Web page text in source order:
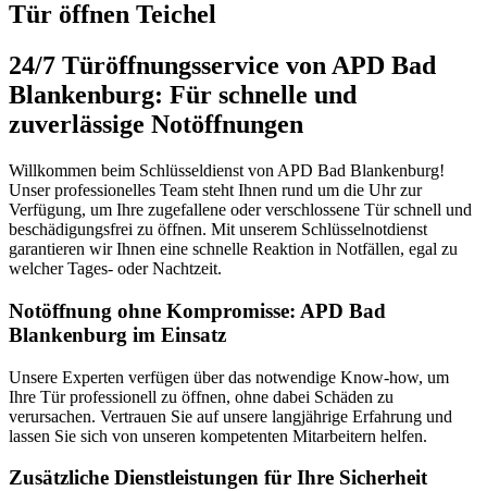
Tür öffnen Teichel
24/7 Türöffnungsservice von APD Bad
Blankenburg: Für schnelle und
zuverlässige Notöffnungen
Willkommen beim Schlüsseldienst von APD Bad Blankenburg!
Unser professionelles Team steht Ihnen rund um die Uhr zur
Verfügung, um Ihre zugefallene oder verschlossene Tür schnell und
beschädigungsfrei zu öffnen. Mit unserem Schlüsselnotdienst
garantieren wir Ihnen eine schnelle Reaktion in Notfällen, egal zu
welcher Tages- oder Nachtzeit.
Notöffnung ohne Kompromisse: APD Bad
Blankenburg im Einsatz
Unsere Experten verfügen über das notwendige Know-how, um
Ihre Tür professionell zu öffnen, ohne dabei Schäden zu
verursachen. Vertrauen Sie auf unsere langjährige Erfahrung und
lassen Sie sich von unseren kompetenten Mitarbeitern helfen.
Zusätzliche Dienstleistungen für Ihre Sicherheit